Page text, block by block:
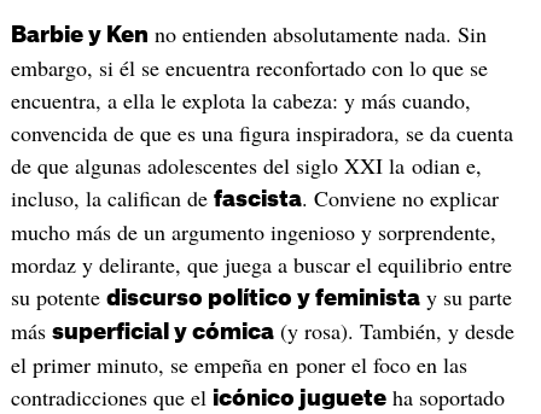
Barbie y Ken no entienden absolutamente nada. Sin
embargo, si él se encuentra reconfortado con lo que se
encuentra, a ella le explota la cabeza: y más cuando,
convencida de que es una figura inspiradora, se da cuenta
de que algunas adolescentes del siglo XXI la odian e,
incluso, la califican de fascista. Conviene no explicar
mucho más de un argumento ingenioso y sorprendente,
mordaz y delirante, que juega a buscar el equilibrio entre
su potente discurso político y feministay su parte
más superficial y cómica(y rosa). También, y desde
el primer minuto, se empeña en poner el foco en las
contradicciones que el icónico jugueteha soportado